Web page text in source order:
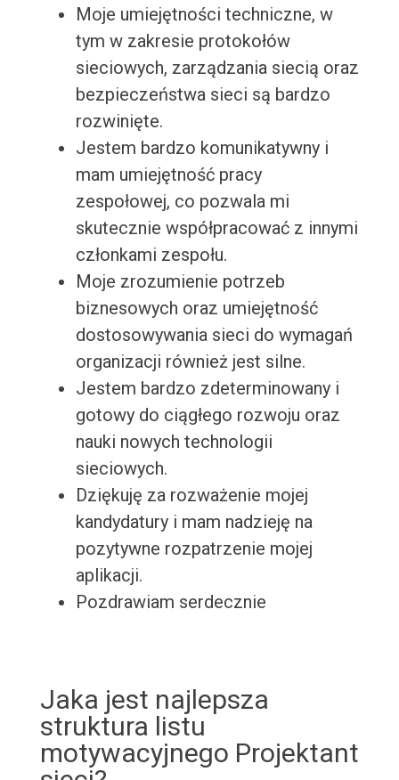
Moje umiejętności techniczne, w
tym w zakresie protokołów
sieciowych, zarządzania siecią oraz
bezpieczeństwa sieci są bardzo
rozwinięte.
Jestem bardzo komunikatywny i
mam umiejętność pracy
zespołowej, co pozwala mi
skutecznie współpracować z innymi
członkami zespołu.
Moje zrozumienie potrzeb
biznesowych oraz umiejętność
dostosowywania sieci do wymagań
organizacji również jest silne.
Jestem bardzo zdeterminowany i
gotowy do ciągłego rozwoju oraz
nauki nowych technologii
sieciowych.
Dziękuję za rozważenie mojej
kandydatury i mam nadzieję na
pozytywne rozpatrzenie mojej
aplikacji.
Pozdrawiam serdecznie
Jaka jest najlepsza
struktura listu
motywacyjnego Projektant